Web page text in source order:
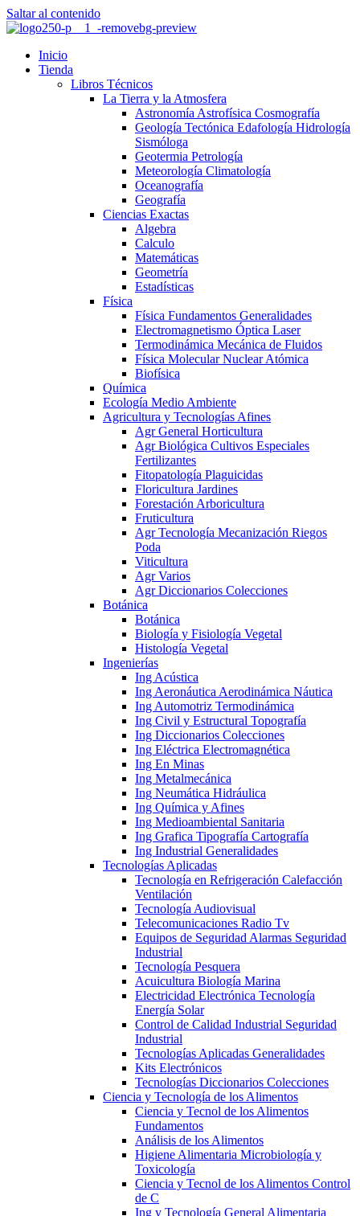
Saltar al contenido
Inicio
Tienda
Libros Técnicos
La Tierra y la Atmosfera
Astronomía Astrofísica Cosmografía
Geología Tectónica Edafología Hidrología
Sismóloga
Geotermia Petrología
Meteorología Climatología
Oceanografía
Geografía
Ciencias Exactas
Algebra
Calculo
Matemáticas
Geometría
Estadísticas
Física
Física Fundamentos Generalidades
Electromagnetismo Óptica Laser
Termodinámica Mecánica de Fluidos
Física Molecular Nuclear Atómica
Biofísica
Química
Ecología Medio Ambiente
Agricultura y Tecnologías Afines
Agr General Horticultura
Agr Biológica Cultivos Especiales
Fertilizantes
Fitopatología Plaguicidas
Floricultura Jardines
Forestación Arboricultura
Fruticultura
Agr Tecnología Mecanización Riegos
Poda
Viticultura
Agr Varios
Agr Diccionarios Colecciones
Botánica
Botánica
Biología y Fisiología Vegetal
Histología Vegetal
Ingenierías
Ing Acústica
Ing Aeronáutica Aerodinámica Náutica
Ing Automotriz Termodinámica
Ing Civil y Estructural Topografía
Ing Diccionarios Colecciones
Ing Eléctrica Electromagnética
Ing En Minas
Ing Metalmecánica
Ing Neumática Hidráulica
Ing Química y Afines
Ing Medioambiental Sanitaria
Ing Grafica Tipografía Cartografía
Ing Industrial Generalidades
Tecnologías Aplicadas
Tecnología en Refrigeración Calefacción
Ventilación
Tecnología Audiovisual
Telecomunicaciones Radio Tv
Equipos de Seguridad Alarmas Seguridad
Industrial
Tecnología Pesquera
Acuicultura Biología Marina
Electricidad Electrónica Tecnología
Energía Solar
Control de Calidad Industrial Seguridad
Industrial
Tecnologías Aplicadas Generalidades
Kits Electrónicos
Tecnologías Diccionarios Colecciones
Ciencia y Tecnología de los Alimentos
Ciencia y Tecnol de los Alimentos
Fundamentos
Análisis de los Alimentos
Higiene Alimentaria Microbiología y
Toxicología
Ciencia y Tecnol de los Alimentos Control
de C
Ing y Tecnología General Alimentaria